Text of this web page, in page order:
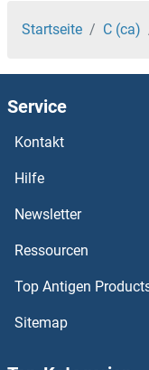
CABP7 Antikörper
CABP5 Antikörper
CABP4 Antikörper
CABLES2 Antikörper
CABLES1 Antikörper
CABIN1 Antikörper
Startseite C (ca)
Service
Kontakt
Hilfe
Newsletter
Ressourcen
Top Antigen
Sitemap